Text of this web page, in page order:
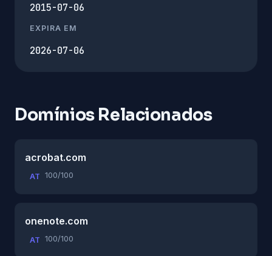
2015-07-06
EXPIRA EM
2026-07-06
Domínios Relacionados
acrobat.com
AT 100/100
onenote.com
AT 100/100